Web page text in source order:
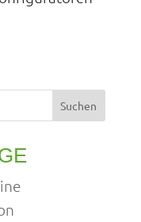
Suchen